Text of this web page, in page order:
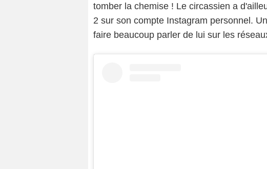
tomber la chemise ! Le circassien a
2 sur son compte Instagram personnel.
faire beaucoup parler de lui sur les